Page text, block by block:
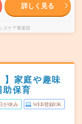
詳しく見る
ズケア事業部
】家庭や趣味
保育
が休み WEB登録OK